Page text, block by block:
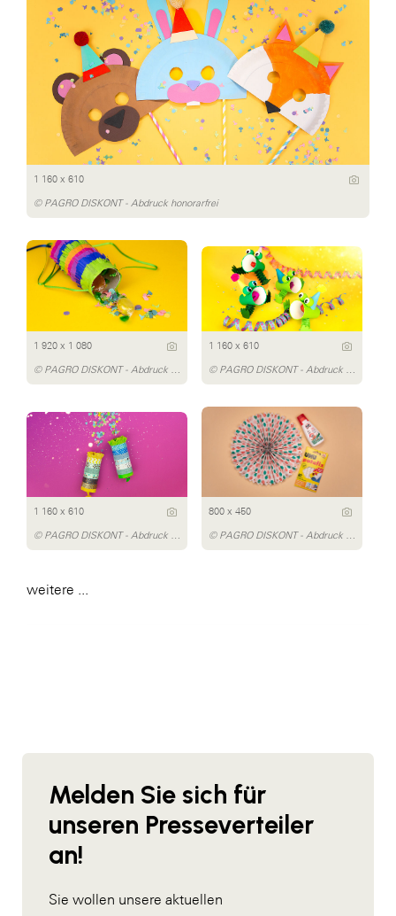
1 160 x 610
© PAGRO DISKONT - Abdruck honorarfrei
1 920 x 1 080 1 160 x 610
1 160 x 610 800 x 450
weitere ...
Melden Sie sich für
unseren Presseverteiler
an!
Sie wollen unsere aktuellen